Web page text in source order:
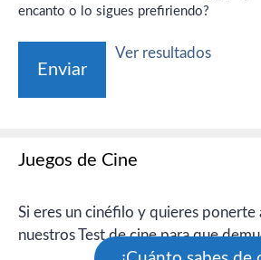
encanto o lo sigues prefiriendo?
Ver resultados
Juegos de Cine
Si eres un cinéfilo y quieres ponerte
nuestros Test de cine para que